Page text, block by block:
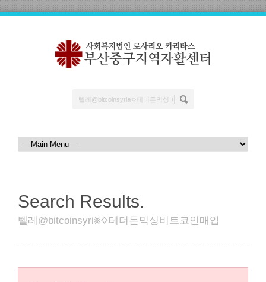
Search Results.
텔레@bitcoinsyri⨳⟡테더돈믹싱비트코인매입